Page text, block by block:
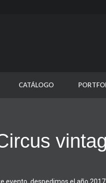
CATÁLOGO